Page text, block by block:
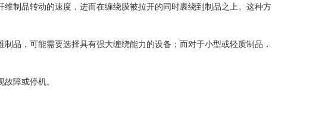
维制品转动的速度，进而在缠绕膜被拉开的同时裹绕到制品之上。这种方
制品，可能需要选择具有强大缠绕能力的设备；而对于小型或轻质制品，
障或停机。